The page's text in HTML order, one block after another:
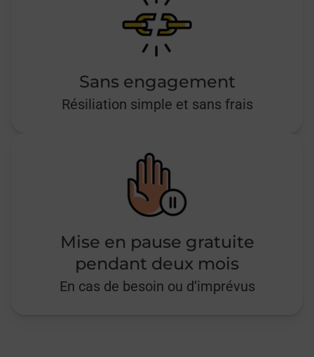
Sans engagement
Résiliation simple et sans frais
Mise en pause gratuite
pendant deux mois
En cas de besoin ou d’imprévus